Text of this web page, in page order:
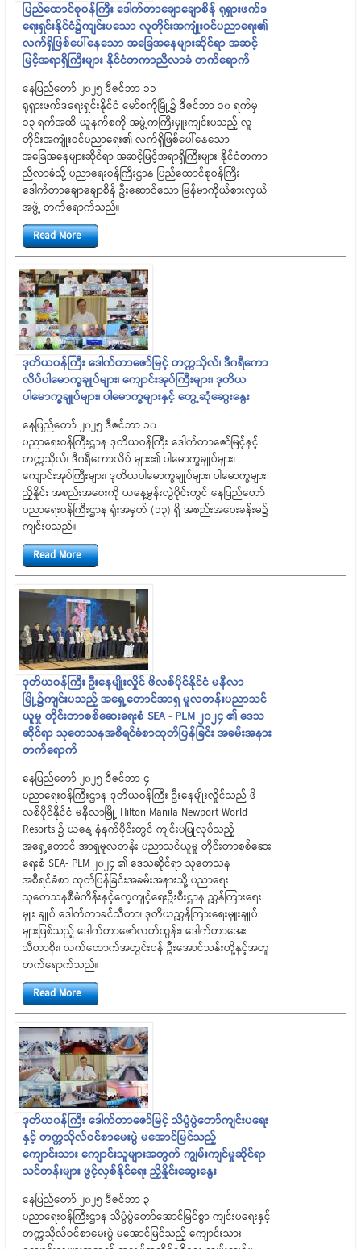
ပြည်ထောင်စုဝန်ကြီး ဒေါက်တာချောချောစိန် ရုရှားဖက်ဒ
ရေးရှင်းနိုင်ငံ၌ကျင်းပသော လူတိုင်းအကျုံးဝင်ပညာရေး၏
လက်ရှိဖြစ်ပေါ်နေသော အခြေအနေများဆိုင်ရာ အဆင့်
မြင့်အရာရှိကြီးများ နိုင်ငံတကာညီလာခံ တက်ရောက်
နေပြည်တော် ၂၀၂၅ ဒီဇင်ဘာ ၁၁
ရုရှားဖက်ဒရေးရှင်းနိုင်ငံ မော်စကိုမြို့၌ ဒီဇင်ဘာ ၁၀ ရက်မှ
၁၃ ရက်အထိ ယူနက်စကို အဖွဲ့ကကြီးမှူးကျင်းပသည့် လူ
တိုင်းအကျုံးဝင်ပညာရေး၏ လက်ရှိဖြစ်ပေါ်နေသော
အခြေအနေများဆိုင်ရာ အဆင့်မြင့်အရာရှိကြီးများ နိုင်ငံတကာ
ညီလာခံသို့ ပညာရေးဝန်ကြီးဌာန ပြည်ထောင်စုဝန်ကြီး
ဒေါက်တာချောချောစိန် ဦးဆောင်သော မြန်မာကိုယ်စားလှယ်
အဖွဲ့ တက်ရောက်သည်။
Read More
ဒုတိယဝန်ကြီး ဒေါက်တာဇော်မြင့် တက္ကသိုလ်၊ ဒီဂရီကော
လိပ်ပါမောက္ခချုပ်များ၊ ကျောင်းအုပ်ကြီးများ၊ ဒုတိယ
ပါမောက္ခချုပ်များ၊ ပါမောက္ခများနှင့် တွေ့ဆုံဆွေးနွေး
နေပြည်တော် ၂၀၂၅ ဒီဇင်ဘာ ၁၀
ပညာရေးဝန်ကြီးဌာန ဒုတိယဝန်ကြီး ဒေါက်တာဇော်မြင့်နှင့်
တက္ကသိုလ်၊ ဒီဂရီကောလိပ် များ၏ ပါမောက္ခချုပ်များ၊
ကျောင်းအုပ်ကြီးများ၊ ဒုတိယပါမောက္ခချုပ်များ၊ ပါမောက္ခများ
ညှိနှိုင်း အစည်းအဝေးကို ယနေ့မွန်းလွဲပိုင်းတွင် နေပြည်တော်
ပညာရေးဝန်ကြီးဌာန ရုံးအမှတ် (၁၃) ရှိ အစည်းအဝေးခန်းမ၌
ကျင်းပသည်။
Read More
ဒုတိယဝန်ကြီး ဦးနေမျိုးလှိုင် ဖိလစ်ပိုင်နိုင်ငံ မနီလာ
မြို့၌ကျင်းပသည့် အရှေ့တောင်အာရှ မူလတန်းပညာသင်
ယူမှု တိုင်းတာစစ်ဆေးရေးစံ SEA - PLM 2024 ၏ ဒေသ
ဆိုင်ရာ သုတေသနအစီရင်ခံစာထုတ်ပြန်ခြင်း အခမ်းအနား
တက်ရောက်
နေပြည်တော် ၂၀၂၅ ဒီဇင်ဘာ ၄
ပညာရေးဝန်ကြီးဌာန ဒုတိယဝန်ကြီး ဦးနေမျိုးလှိုင်သည် ဖိ
လစ်ပိုင်နိုင်ငံ မနီလာမြို့ Hilton Manila Newport World
Resorts ၌ ယနေ့ နံနက်ပိုင်းတွင် ကျင်းပပြုလုပ်သည့်
အရှေ့တောင် အာရှမူလတန်း ပညာသင်ယူမှု တိုင်းတာစစ်ဆေး
ရေးစံ SEA- PLM 2024 ၏ ဒေသဆိုင်ရာ သုတေသန
အစီရင်ခံစာ ထုတ်ပြန်ခြင်းအခမ်းအနားသို့ ပညာရေး
သုတေသနစီမံကိန်းနှင့်လေ့ကျင့်ရေးဦးစီးဌာန ညွှန်ကြားရေး
မှူး ချုပ် ဒေါက်တာခင်သီတာ၊ ဒုတိယညွှန်ကြားရေးမှူးချုပ်
များဖြစ်သည့် ဒေါက်တာဇော်လတ်ထွန်း၊ ဒေါက်တာအေး
သီတာစိုး၊ လက်ထောက်အတွင်းဝန် ဦးအောင်သန်းတို့နှင့်အတူ
တက်ရောက်သည်။
Read More
ဒုတိယ၀န်ကြီး ဒေါက်တာဇော်မြင့် သိပ္ပံပွဲတော်ကျင်းပရေး
နှင့် တက္ကသိုလ်ဝင်စာမေးပွဲ မအောင်မြင်သည့်
ကျောင်းသား ကျောင်းသူများအတွက် ကျွမ်းကျင်မှုဆိုင်ရာ
သင်တန်းများ ဖွင့်လှစ်နိုင်ရေး ညှိနှိုင်းဆွေးနွေး
နေပြည်တော် ၂၀၂၅ ဒီဇင်ဘာ ၃
ပညာရေးဝန်ကြီးဌာန သိပ္ပံပွဲတော်အောင်မြင်စွာ ကျင်းပရေးနှင့်
တက္ကသိုလ်ဝင်စာမေးပွဲ မအောင်မြင်သည့် ကျောင်းသား